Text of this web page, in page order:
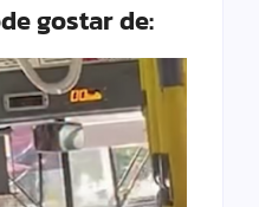
gostar de: